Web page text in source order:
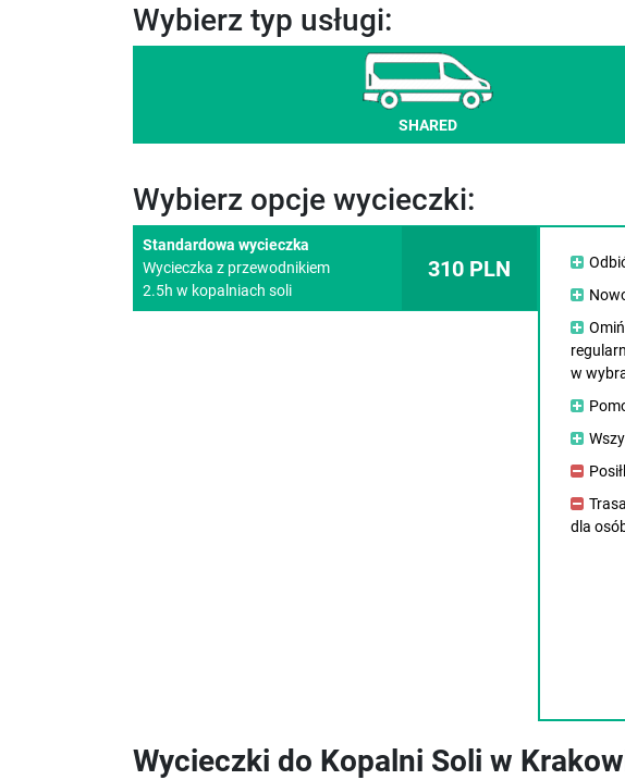
Wybierz typ usługi:
SHARED
Wybierz opcje wycieczki:
Standardowa wycieczka
Wycieczka z przewodnikiem
2.5h w kopalniach soli
310 PLN
w
dla
Wycieczki do Kopalni Soli w